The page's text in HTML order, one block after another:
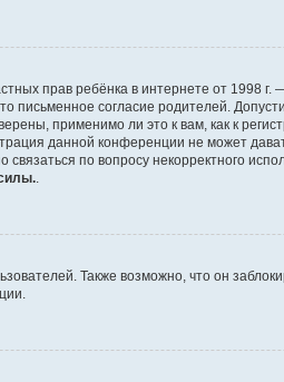
прав ребёнка в интернете от 1998
согласие родителей.
применимо ли это к вам, как к
данной конференции не может
по вопросу некорректного
Также возможно, что он